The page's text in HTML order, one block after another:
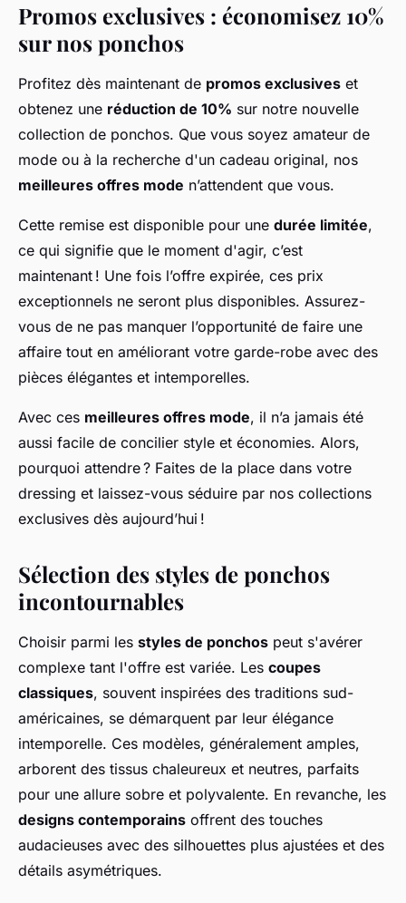
Promos exclusives : économisez 10%
sur nos ponchos
Profitez dès maintenant de promos exclusives et
obtenez une réduction de 10% sur notre nouvelle
collection de ponchos. Que vous soyez amateur de
mode ou à la recherche d'un cadeau original, nos
meilleures offres mode n’attendent que vous.
Cette remise est disponible pour une durée limitée,
ce qui signifie que le moment d'agir, c’est
maintenant ! Une fois l’offre expirée, ces prix
exceptionnels ne seront plus disponibles. Assurez-
vous de ne pas manquer l’opportunité de faire une
affaire tout en améliorant votre garde-robe avec des
pièces élégantes et intemporelles.
Avec ces meilleures offres mode, il n’a jamais été
aussi facile de concilier style et économies. Alors,
pourquoi attendre ? Faites de la place dans votre
dressing et laissez-vous séduire par nos collections
exclusives dès aujourd’hui !
Sélection des styles de ponchos
incontournables
Choisir parmi les styles de ponchos peut s'avérer
complexe tant l'offre est variée. Les coupes
classiques, souvent inspirées des traditions sud-
américaines, se démarquent par leur élégance
intemporelle. Ces modèles, généralement amples,
arborent des tissus chaleureux et neutres, parfaits
pour une allure sobre et polyvalente. En revanche, les
designs contemporains offrent des touches
audacieuses avec des silhouettes plus ajustées et des
détails asymétriques.